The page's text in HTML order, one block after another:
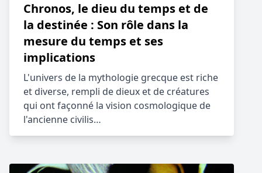
Chronos, le dieu du temps et de
la destinée : Son rôle dans la
mesure du temps et ses
implications
L'univers de la mythologie grecque est riche
et diverse, rempli de dieux et de créatures
qui ont façonné la vision cosmologique de
l'ancienne civilis…